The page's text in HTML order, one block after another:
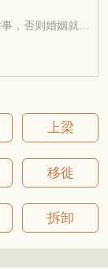
结婚前，你一定要弄清楚这件事，否则婚姻就是你的坟墓
上梁
移徙
拆卸